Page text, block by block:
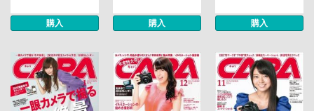
購入 購入 購入